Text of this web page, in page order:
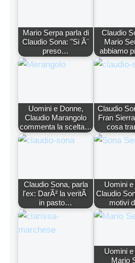
Mario Serpa parla di
Claudio Sona: "Si Ã¨
preso…
Claudio
Mario
abbiamo
Uomini e Donne,
Claudio Marangolo
commenta la scelta…
Claudio
Fran
cosa
Claudio Sona, parla
l'ex: DarÃ² la veritÃ
in pasto…
Uomini
Claudio
motivi
Uomini
Mario